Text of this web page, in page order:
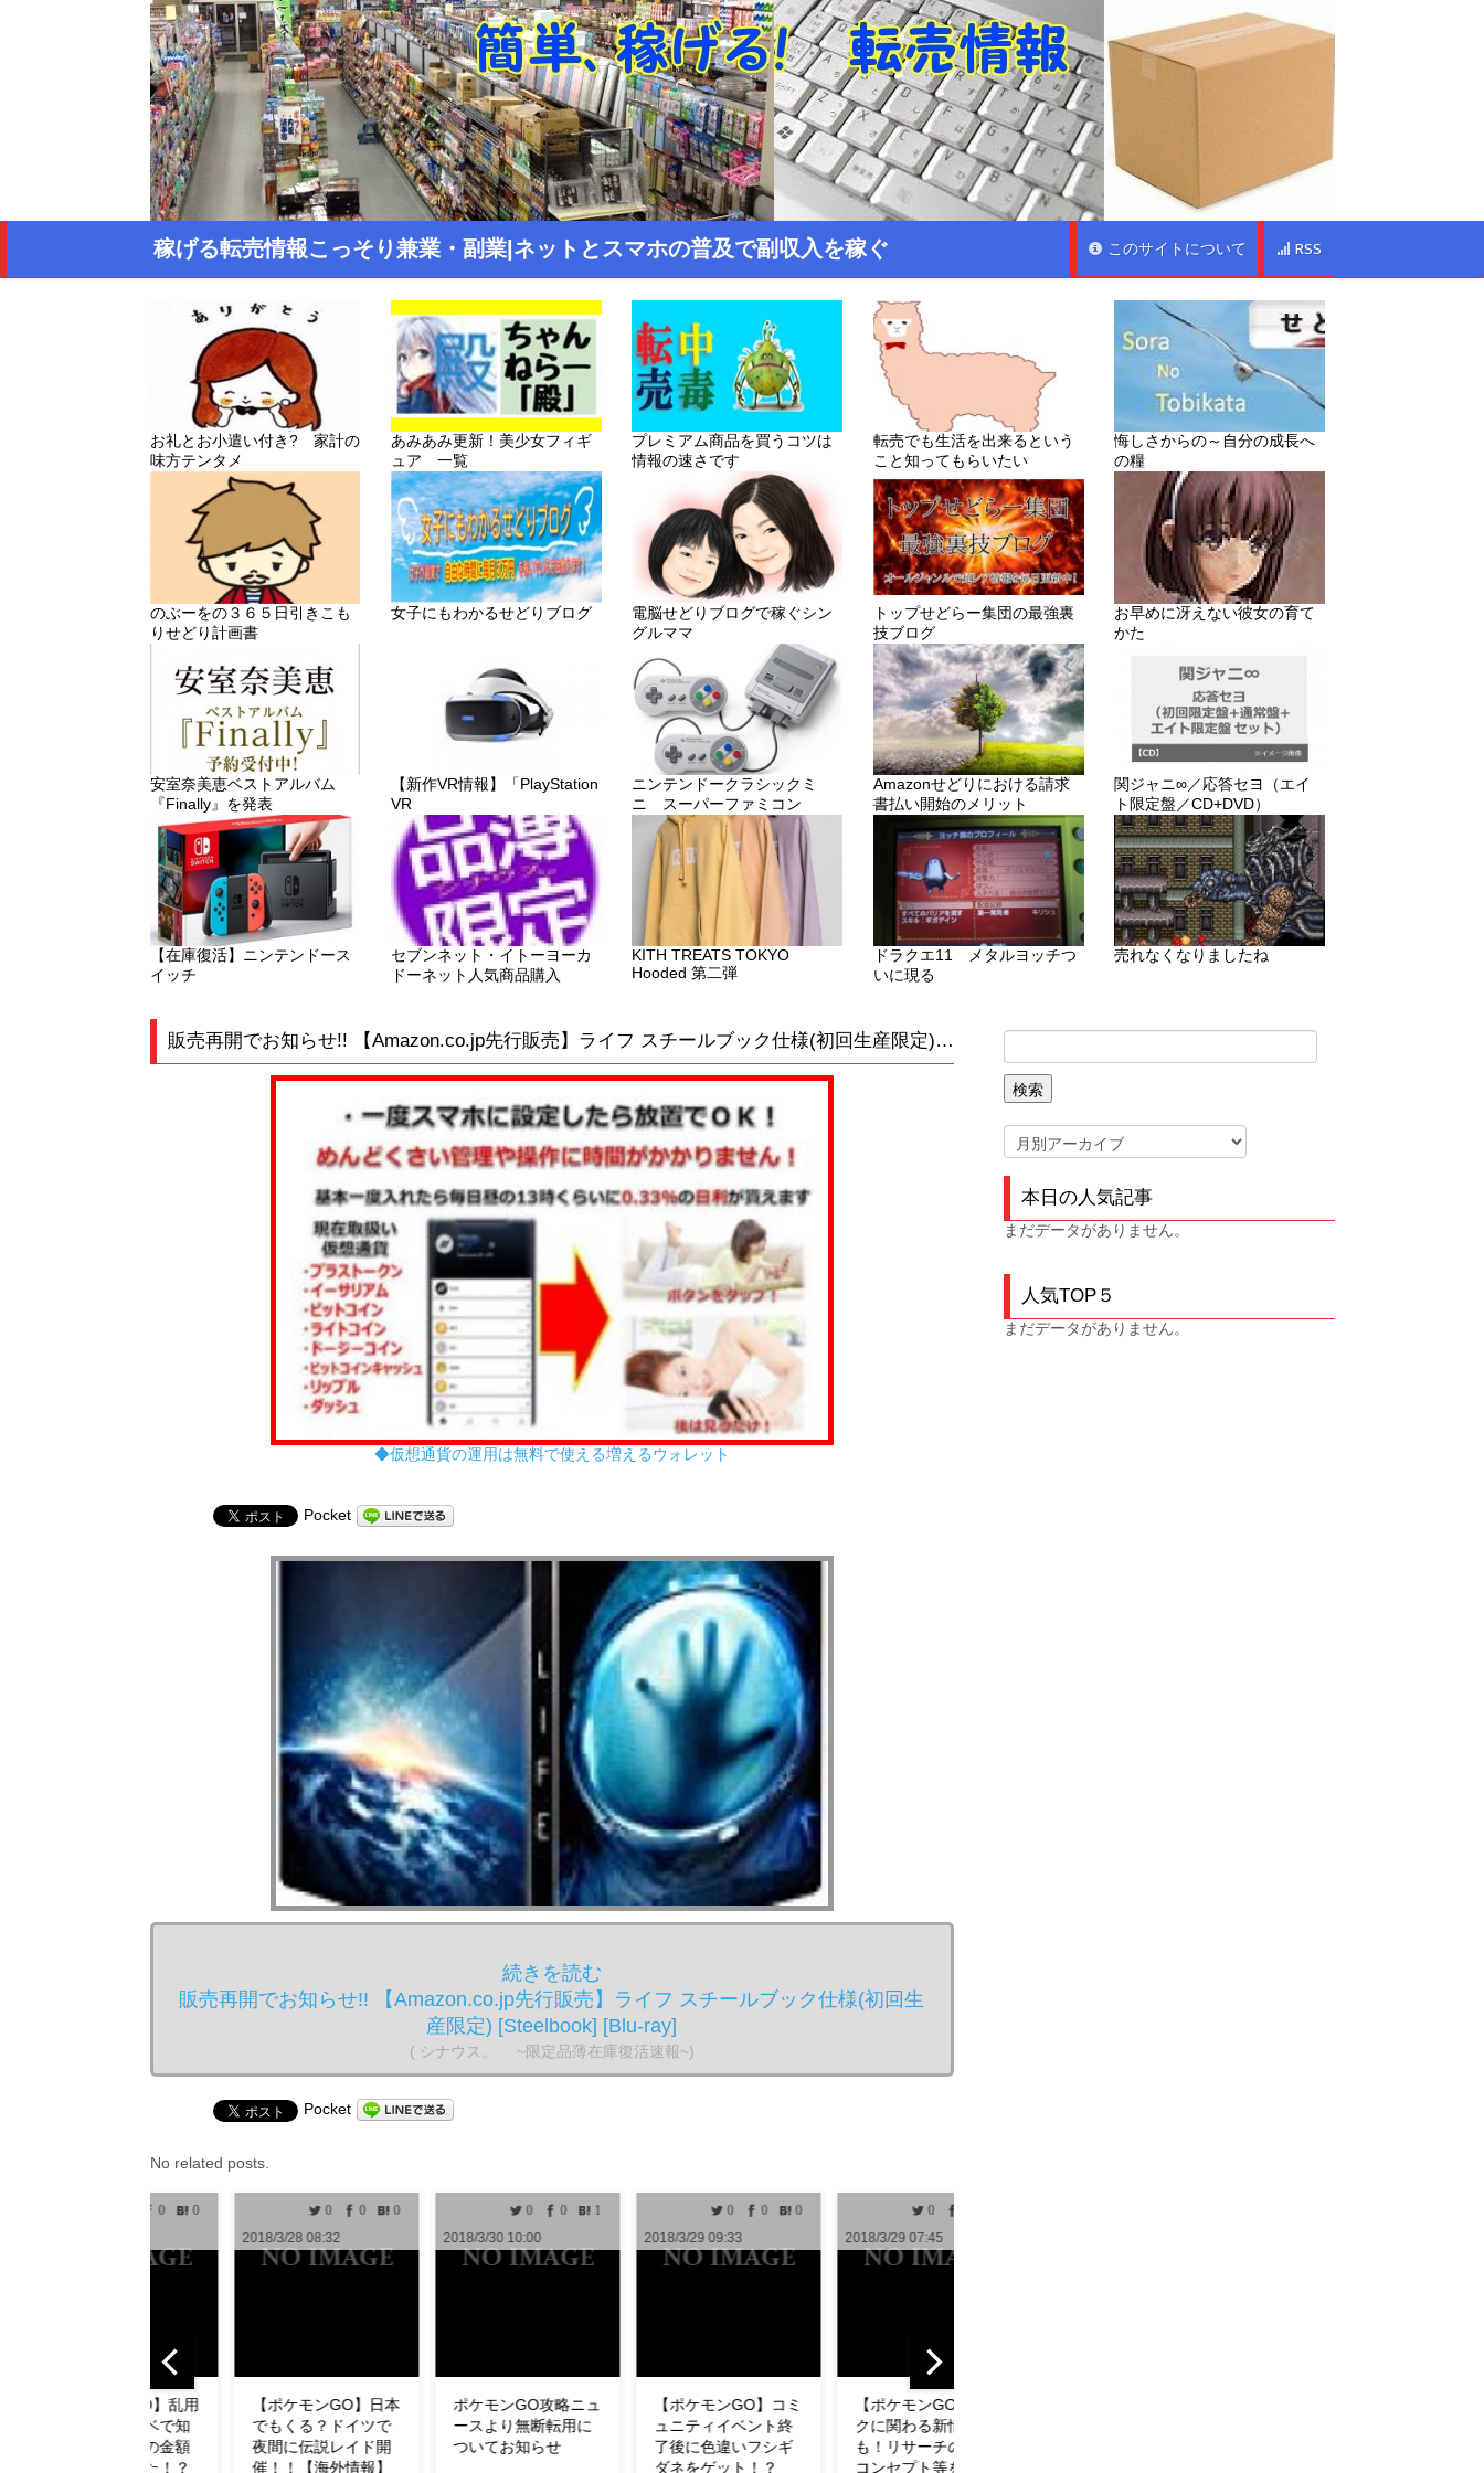
稼げる転売情報こっそり兼業・副業|ネットとスマホの普及で副収入を稼ぐ このサイトについて RSS
お礼とお小遣い付き? 家計の
味方テンタメ
あみあみ更新！美少女フィギ
ュア 一覧
プレミアム商品を買うコツは
情報の速さです
転売でも生活を出来るという
こと知ってもらいたい
悔しさからの～自分の成長へ
の糧
のぶーをの３６５日引きこも
りせどり計画書
女子にもわかるせどりブログ
電脳せどりブログで稼ぐシン
グルママ
トップせどらー集団の最強裏
技ブログ
お早めに冴えない彼女の育て
かた
安室奈美恵ベストアルバム
『Finally』を発表
【新作VR情報】「PlayStation
VR
ニンテンドークラシックミ
ニ スーパーファミコン
Amazonせどりにおける請求
書払い開始のメリット
関ジャニ∞／応答セヨ（エイ
ト限定盤／CD+DVD）
【在庫復活】ニンテンドース
イッチ
セブンネット・イトーヨーカ
ドーネット人気商品購入
KITH TREATS TOKYO
Hooded 第二弾
ドラクエ11 メタルヨッチつ
いに現る
売れなくなりましたね
販売再開でお知らせ!! 【Amazon.co.jp先行販売】ライフ スチールブック仕様(初回生産限定) [Steelbook] [Blu-ray]
◆仮想通貨の運用は無料で使える増えるウォレット
Pocket
続きを読む
販売再開でお知らせ!! 【Amazon.co.jp先行販売】ライフ スチールブック仕様(初回生
産限定) [Steelbook] [Blu-ray]
( シナウス。 ~限定品薄在庫復活速報~)
Pocket
No related posts.
0 0
2018/3/30 10:00
ポケモンGO攻略ニュ
ースより無断転用に
ついてお知らせ
0 0
2018/3/29 09:33
【ポケモンGO】コミ
ュニティイベント終
了後に色違いフシギ
0 0
2018/3/29 07:45
【ポケモンGO】タス
クに関わる新情報
も！リサーチの設計
コンセプト等を公式
0
2018/3/29 04:33
【ポケモンGO】追加
わざも判明！ミュウ
の特徴やわざ構成な
ど紹介！【リサー
0 0
【ポケモンGO】日本
でもくる？ドイツで
夜間に伝説レイド開
催！！【海外情報】
本日の人気記事
まだデータがありません。
人気TOP５
まだデータがありません。